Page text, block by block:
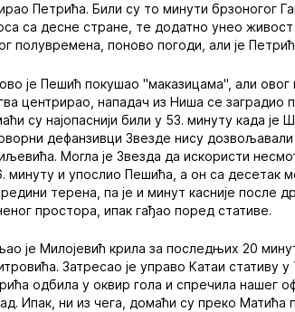
Петрића. Били су то минути брзоногог
са десне стране, те додатно унео
полувремена, поново погоди, али је
је Пешић покушао "маказицама", али
центрирао, нападач из Ниша се
су најопаснији били у 53. минуту када
дефанзивци Звезде нису
Могла је Звезда да искористи
минуту и упослио Пешића, а он са десетак
терена, па је и минут касније после
простора, ипак гађао поред стативе.
је Милојевић крила за последњих 20
Затресао је управо Катаи стативу
одбила у оквир гола и спречила нашег
Ипак, ни из чега, домаћи су преко